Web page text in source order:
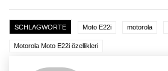
SCHLAGWORTE Moto E22i motorola
Motorola Moto E22i özellikleri